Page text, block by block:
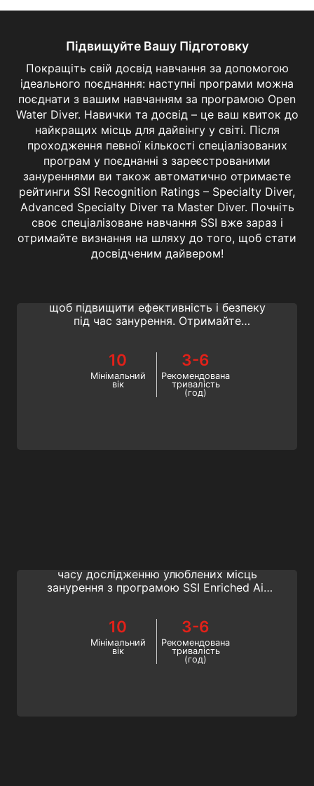
Підвищуйте Вашу Підготовку
Покращіть свій досвід навчання за допомогою
ідеального поєднання: наступні програми можна
поєднати з вашим навчанням за програмою Open
Water Diver. Навички та досвід – це ваш квиток до
найкращих місць для дайвінгу у світі. Після
проходження певної кількості спеціалізованих
програм у поєднанні з зареєстрованими
зануреннями ви також автоматично отримаєте
рейтинги SSI Recognition Ratings – Specialty Diver,
Advanced Specialty Diver та Master Diver. Почніть
своє спеціалізоване навчання SSI вже зараз і
отримайте визнання на шляху до того, щоб стати
досвідченим дайвером!
Computer Diving
щоб підвищити ефективність і безпеку
під час занурення. Отримайте
Computer Diving .
10
Мінімальний
вік
3-6
Рекомендована
тривалість
(год)
часу дослідженню улюблених місць
занурення з програмою SSI Enriched Air
10
Мінімальний
вік
3-6
Рекомендована
тривалість
(год)